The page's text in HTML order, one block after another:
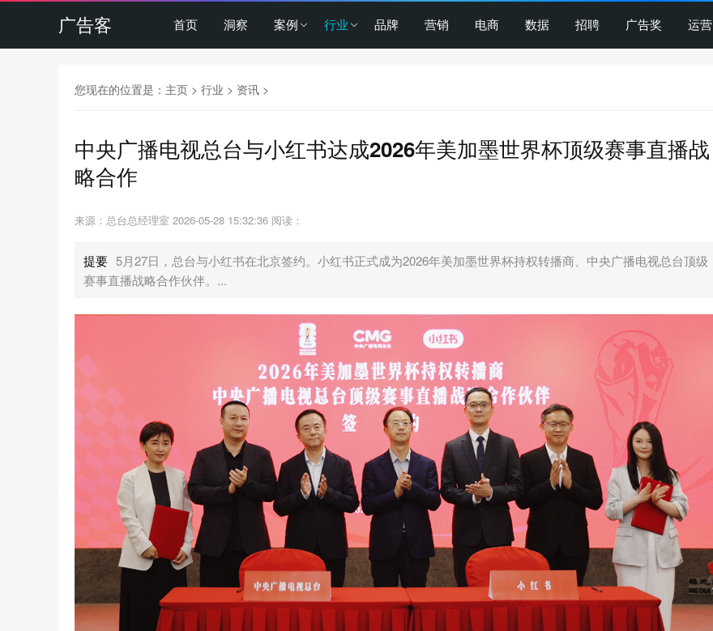
广告客 首页 洞察 案例 行业 品牌 营销 电商 数据 招聘 广告奖 运营
您现在的位置是： 主页 > 行业 > 资讯 >
中央广播电视总台与小红书达成2026年美加墨世界杯顶级赛事直播战
略合作
来源：总台总经理室 2026-05-28 15:32:36 阅读：
提要 5月27日，总台与小红书在北京签约。小红书正式成为2026年美加墨世界杯持权转播商、中央广播电视总台顶级
赛事直播战略合作伙伴。...